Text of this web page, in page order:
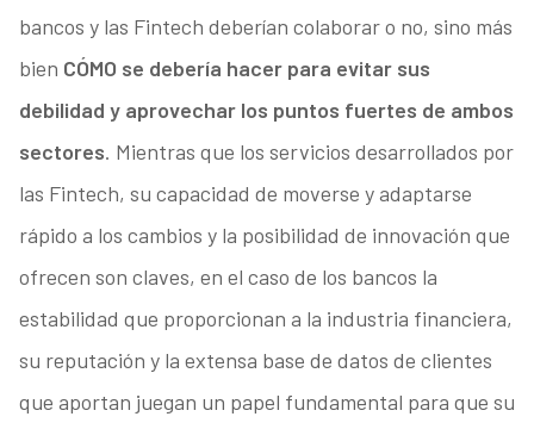
bancos y las Fintech deberían colaborar o no, sino más
bien CÓMO se debería hacer para evitar sus
debilidad y aprovechar los puntos fuertes de ambos
sectores. Mientras que los servicios desarrollados por
las Fintech, su capacidad de moverse y adaptarse
rápido a los cambios y la posibilidad de innovación que
ofrecen son claves, en el caso de los bancos la
estabilidad que proporcionan a la industria financiera,
su reputación y la extensa base de datos de clientes
que aportan juegan un papel fundamental para que su